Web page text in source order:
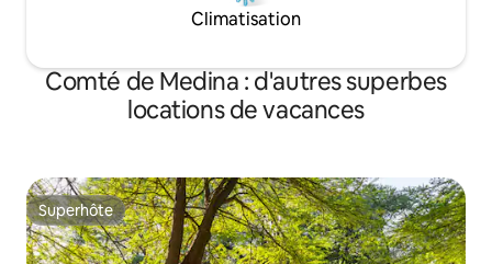
Climatisation
Comté de Medina : d'autres superbes
locations de vacances
Superhôte
Superhôte